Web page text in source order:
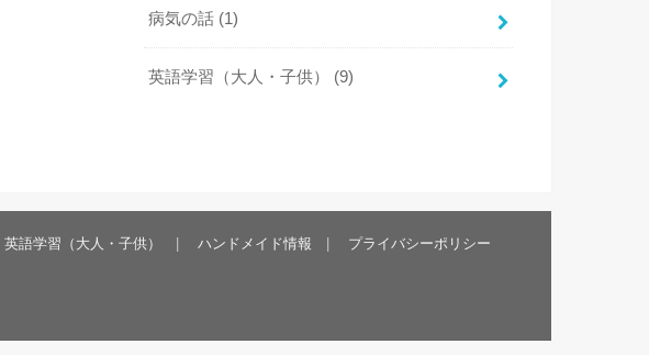
病気の話 (1)
英語学習（大人・子供） (9)
英語学習（大人・子供） ハンドメイド情報 プライバシーポリシー